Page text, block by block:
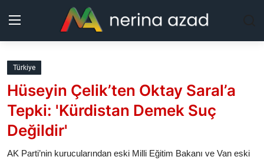
Kurdistan
Bölgeler
Yaşam
Güncel
Türkiye
Hüseyin Çelik’ten Oktay Saral’a
Tepki: 'Kürdistan Demek Suç
Değildir'
AK Parti’nin kurucularından eski Milli Eğitim Bakanı ve Van eski